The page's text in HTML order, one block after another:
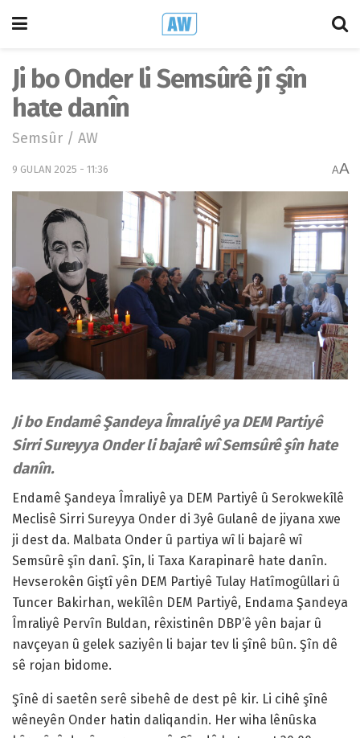
Ji bo Onder li Semsûrê jî şîn
hate danîn
Semsûr / AW
9 GULAN 2025 - 11:36 AA
Ji bo Endamê Şandeya Îmraliyê ya DEM Partiyê
Sirri Sureyya Onder li bajarê wî Semsûrê şîn hate
danîn.
Endamê Şandeya Îmraliyê ya DEM Partiyê û Serokwekîlê
Meclisê Sirri Sureyya Onder di 3yê Gulanê de jiyana xwe
ji dest da. Malbata Onder û partiya wî li bajarê wî
Semsûrê şîn danî. Şîn, li Taxa Karapinarê hate danîn.
Hevserokên Giştî yên DEM Partiyê Tulay Hatîmogûllari û
Tuncer Bakirhan, wekîlên DEM Partiyê, Endama Şandeya
Îmraliyê Pervîn Buldan, rêxistinên DBP’ê yên bajar û
navçeyan û gelek saziyên li bajar tev li şînê bûn. Şîn dê
sê rojan bidome.
Şînê di saetên serê sibehê de dest pê kir. Li cihê şînê
wêneyên Onder hatin daliqandin. Her wiha lênûska